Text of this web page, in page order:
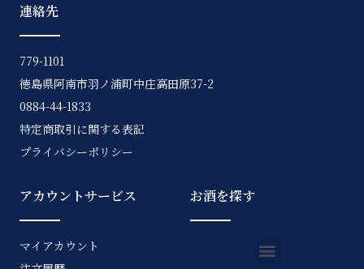
連絡先
779-1101
徳島県阿南市羽ノ浦町中庄高田原37-2
0884-44-1833
特定商取引に関する表記
プライバシーポリシー
アカウントサービス
マイアカウント
お酒を探す